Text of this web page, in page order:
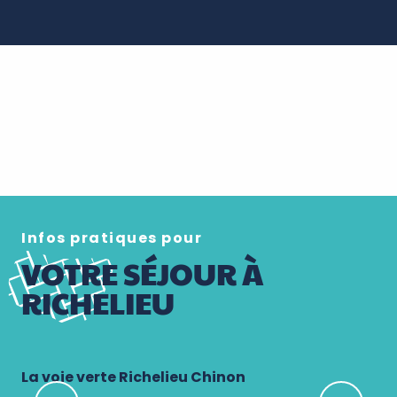
Infos pratiques pour
VOTRE SÉJOUR À
RICHELIEU
La voie verte Richelieu Chinon